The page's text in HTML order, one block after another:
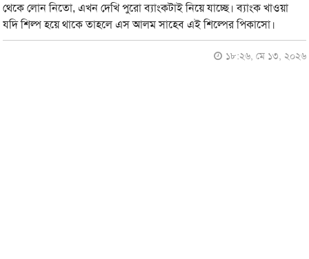
থেকে লোন নিতো, এখন দেখি পুরো ব্যাংকটাই নিয়ে যাচ্ছে। ব্যাংক খাওয়া
যদি শিল্প হয়ে থাকে তাহলে এস আলম সাহেব এই শিল্পের পিকাসো।
১৮:২৬, মে ১৩, ২০২৬